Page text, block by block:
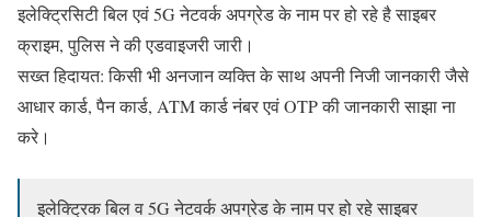
इलेक्ट्रिसिटी बिल एवं 5G नेटवर्क अपग्रेड के नाम पर हो रहे है साइबर
क्राइम, पुलिस ने की एडवाइजरी जारी।
सख्त हिदायत: किसी भी अनजान व्यक्ति के साथ अपनी निजी जानकारी जैसे
आधार कार्ड, पैन कार्ड, ATM कार्ड नंबर एवं OTP की जानकारी साझा ना
करे।
इलेक्ट्रिक बिल व 5G नेटवर्क अपग्रेड के नाम पर हो रहे साइबर